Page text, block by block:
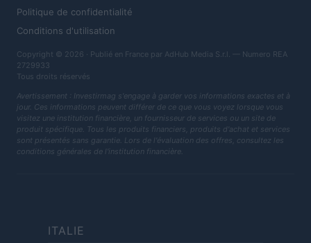
Politique de confidentialité
Conditions d'utilisation
Copyright © 2026 · Publié en France par AdHub Media S.r.l. — Numero REA
2729933
Tous droits réservés
Avertissement : Investirmag s'engage à garder vos informations exactes et à
jour. Ces informations peuvent différer de ce que vous voyez lorsque vous
visitez une institution financière, un fournisseur de services ou un site de
produit spécifique. Tous les produits financiers, produits d'achat et services
sont présentés sans garantie. Lors de l'évaluation des offres, consultez les
conditions générales de l'institution financière.
ITALIE